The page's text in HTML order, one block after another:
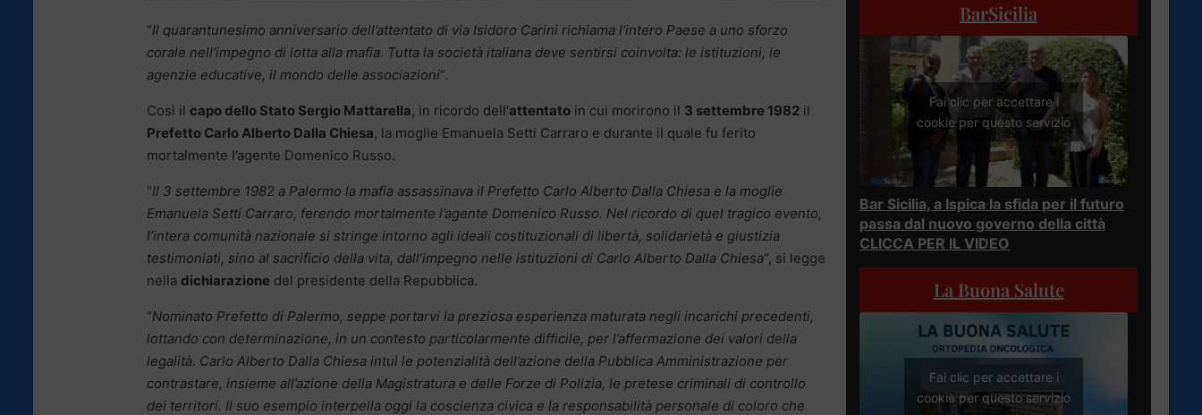
“Il quarantunesimo anniversario dell’attentato di via Isidoro Carini richiama l’intero Paese a uno sforzo
corale nell’impegno di lotta alla mafia. Tutta la società italiana deve sentirsi coinvolta: le istituzioni, le
agenzie educative, il mondo delle associazioni“.
Così il capo dello Stato Sergio Mattarella, in ricordo dell’attentato in cui morirono il 3 settembre 1982 il
Prefetto Carlo Alberto Dalla Chiesa, la moglie Emanuela Setti Carraro e durante il quale fu ferito
mortalmente l’agente Domenico Russo.
“Il 3 settembre 1982 a Palermo la mafia assassinava il Prefetto Carlo Alberto Dalla Chiesa e la moglie
Emanuela Setti Carraro, ferendo mortalmente l’agente Domenico Russo. Nel ricordo di quel tragico evento,
l’intera comunità nazionale si stringe intorno agli ideali costituzionali di libertà, solidarietà e giustizia
testimoniati, sino al sacrificio della vita, dall’impegno nelle istituzioni di Carlo Alberto Dalla Chiesa“, si legge
nella dichiarazione del presidente della Repubblica.
“Nominato Prefetto di Palermo, seppe portarvi la preziosa esperienza maturata negli incarichi precedenti,
lottando con determinazione, in un contesto particolarmente difficile, per l’affermazione dei valori della
legalità. Carlo Alberto Dalla Chiesa intuì le potenzialità dell’azione della Pubblica Amministrazione per
contrastare, insieme all’azione della Magistratura e delle Forze di Polizia, le pretese criminali di controllo
dei territori. Il suo esempio interpella oggi la coscienza civica e la responsabilità personale di coloro che
BarSicilia
Fai clic per accettare i
cookie per questo servizio
Bar Sicilia, a Ispica la sfida per il futuro
passa dal nuovo governo della città
CLICCA PER IL VIDEO
La Buona Salute
Fai clic per accettare i
cookie per questo servizio